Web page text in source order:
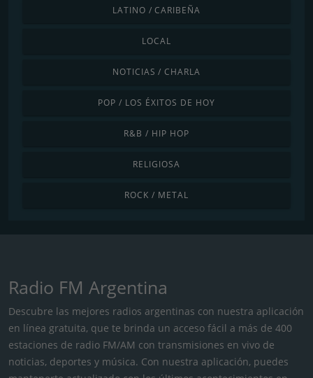
LATINO / CARIBEÑA
LOCAL
NOTICIAS / CHARLA
POP / LOS ÉXITOS DE HOY
R&B / HIP HOP
RELIGIOSA
ROCK / METAL
Radio FM Argentina
Descubre las mejores radios argentinas con nuestra aplicación
en línea gratuita, que te brinda un acceso fácil a más de 400
estaciones de radio FM/AM con transmisiones en vivo de
noticias, deportes y música. Con nuestra aplicación, puedes